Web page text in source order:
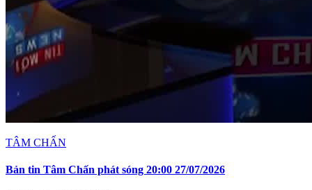
TÂM CHẤN
Bản tin Tâm Chấn phát sóng 20:00 27/07/2026